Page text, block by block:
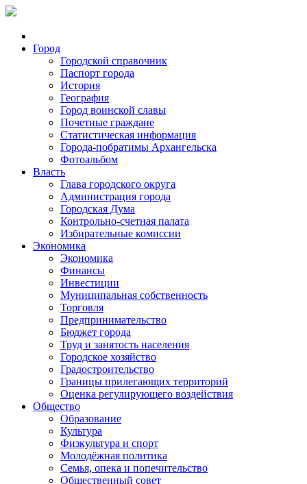
Город
Городской справочник
Паспорт города
История
География
Город воинской славы
Почетные граждане
Статистическая информация
Города-побратимы Архангельска
Фотоальбом
Власть
Глава городского округа
Администрация города
Городская Дума
Контрольно-счетная палата
Избирательные комиссии
Экономика
Экономика
Финансы
Инвестиции
Муниципальная собственность
Торговля
Предпринимательство
Бюджет города
Труд и занятость населения
Городское хозяйство
Градостроительство
Границы прилегающих территорий
Оценка регулирующего воздействия
Общество
Образование
Культура
Физкультура и спорт
Молодёжная политика
Семья, опека и попечительство
Общественный совет